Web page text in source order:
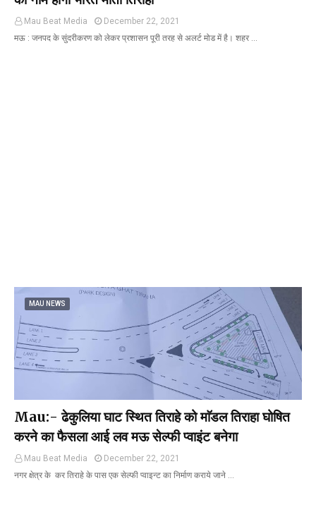
Mau Beat Media
December 22, 2021
मऊ : जनपद के सुंदरीकरण को लेकर प्रशासन पूरी तरह से अलर्ट मोड में है। शहर …
MAU NEWS
Mau:- ढेकुलिया घाट स्थित तिराहे को माॅडल तिराहा घोषित
करने का फैसला आई लव मऊ सेल्फी प्वाइंट बनेगा
Mau Beat Media
December 22, 2021
नगर क्षेत्र के कर तिराहे के पास एक सेल्फी प्वाइन्ट का निर्माण कराये जाने …